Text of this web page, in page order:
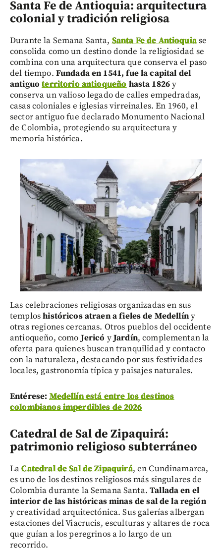
Santa Fe de Antioquia: arquitectura
colonial y tradición religiosa
Durante la Semana Santa,Santa Fe de Antioquiase
consolida como un destino donde la religiosidad se
combina con una arquitectura que conserva el paso
del tiempo. Fundada en 1541, fue la capital del
antiguoterritorio antioqueñohasta 1826y
conserva un valioso legado de calles empedradas,
casas coloniales e iglesias virreinales. En 1960, el
sector antiguo fue declarado Monumento Nacional
de Colombia, protegiendo su arquitectura y
memoria histórica.
Las celebraciones religiosas organizadas en sus
temploshistóricos atraen a fieles de Medellíny
otras regiones cercanas. Otros pueblos del occidente
antioqueño, comoJericó yJardín, complementan la
oferta para quienes buscan tranquilidad y contacto
con la naturaleza, destacando por sus festividades
locales, gastronomía típica y paisajes naturales.
Entérese: Medellín está entre los destinos
colombianos imperdibles de 2026
Catedral de Sal de Zipaquirá:
patrimonio religioso subterráneo
LaCatedral de Sal de Zipaquirá, en Cundinamarca,
es uno de los destinos religiosos más singulares de
Colombia durante la Semana Santa.Tallada en el
interior de las históricas minas de sal de la región
y creatividad arquitectónica. Sus galerías albergan
estaciones del Viacrucis, esculturas y altares de roca
que guían a los peregrinos a lo largo de un
recorrido.